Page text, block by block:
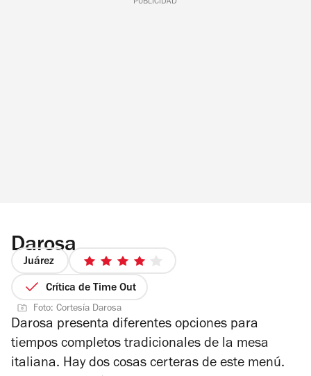
PUBLICIDAD
Darosa
Juárez
4
de
estrellas
Crítica de Time Out
Foto: Cortesía Darosa
Darosa presenta diferentes opciones para
tiempos completos tradicionales de la mesa
italiana. Hay dos cosas certeras de este menú.